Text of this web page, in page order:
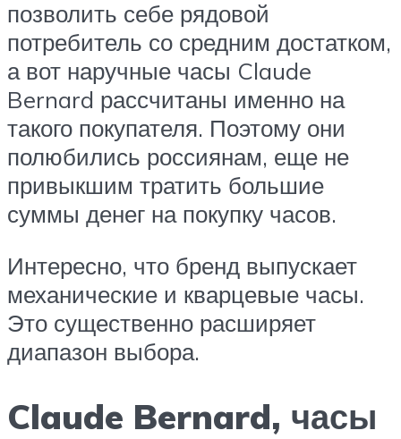
позволить себе рядовой
потребитель со средним достатком,
а вот наручные часы Claude
Bernard рассчитаны именно на
такого покупателя. Поэтому они
полюбились россиянам, еще не
привыкшим тратить большие
суммы денег на покупку часов.
Интересно, что бренд выпускает
механические и кварцевые часы.
Это существенно расширяет
диапазон выбора.
Claude Bernard, часы